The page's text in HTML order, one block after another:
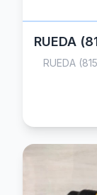
RUEDA